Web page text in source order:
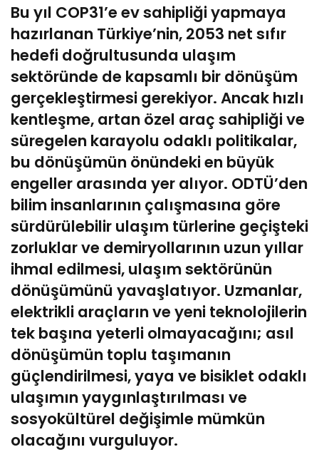
Bu yıl COP31’e ev sahipliği yapmaya
hazırlanan Türkiye’nin, 2053 net sıfır
hedefi doğrultusunda ulaşım
sektöründe de kapsamlı bir dönüşüm
gerçekleştirmesi gerekiyor. Ancak hızlı
kentleşme, artan özel araç sahipliği ve
süregelen karayolu odaklı politikalar,
bu dönüşümün önündeki en büyük
engeller arasında yer alıyor. ODTÜ’den
bilim insanlarının çalışmasına göre
sürdürülebilir ulaşım türlerine geçişteki
zorluklar ve demiryollarının uzun yıllar
ihmal edilmesi, ulaşım sektörünün
dönüşümünü yavaşlatıyor. Uzmanlar,
elektrikli araçların ve yeni teknolojilerin
tek başına yeterli olmayacağını; asıl
dönüşümün toplu taşımanın
güçlendirilmesi, yaya ve bisiklet odaklı
ulaşımın yaygınlaştırılması ve
sosyokültürel değişimle mümkün
olacağını vurguluyor.